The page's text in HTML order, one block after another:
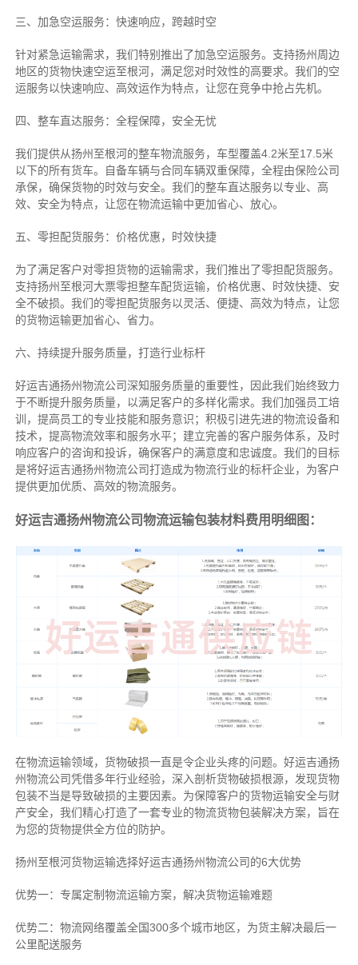
三、加急空运服务：快速响应，跨越时空
针对紧急运输需求，我们特别推出了加急空运服务。支持扬州周边
地区的货物快速空运至根河，满足您对时效性的高要求。我们的空
运服务以快速响应、高效运作为特点，让您在竞争中抢占先机。
四、整车直达服务：全程保障，安全无忧
我们提供从扬州至根河的整车物流服务，车型覆盖4.2米至17.5米
以下的所有货车。自备车辆与合同车辆双重保障，全程由保险公司
承保，确保货物的时效与安全。我们的整车直达服务以专业、高
效、安全为特点，让您在物流运输中更加省心、放心。
五、零担配货服务：价格优惠，时效快捷
为了满足客户对零担货物的运输需求，我们推出了零担配货服务。
支持扬州至根河大票零担整车配货运输，价格优惠、时效快捷、安
全不破损。我们的零担配货服务以灵活、便捷、高效为特点，让您
的货物运输更加省心、省力。
六、持续提升服务质量，打造行业标杆
好运吉通扬州物流公司深知服务质量的重要性，因此我们始终致力
于不断提升服务质量，以满足客户的多样化需求。我们加强员工培
训，提高员工的专业技能和服务意识；积极引进先进的物流设备和
技术，提高物流效率和服务水平；建立完善的客户服务体系，及时
响应客户的咨询和投诉，确保客户的满意度和忠诚度。我们的目标
是将好运吉通扬州物流公司打造成为物流行业的标杆企业，为客户
提供更加优质、高效的物流服务。
好运吉通扬州物流公司物流运输包装材料费用明细图：
在物流运输领域，货物破损一直是令企业头疼的问题。好运吉通扬
州物流公司凭借多年行业经验，深入剖析货物破损根源，发现货物
包装不当是导致破损的主要因素。为保障客户的货物运输安全与财
产安全，我们精心打造了一套专业的物流货物包装解决方案，旨在
为您的货物提供全方位的防护。
扬州至根河货物运输选择好运吉通扬州物流公司的6大优势
优势一：专属定制物流运输方案，解决货物运输难题
优势二：物流网络覆盖全国300多个城市地区，为货主解决最后一
公里配送服务